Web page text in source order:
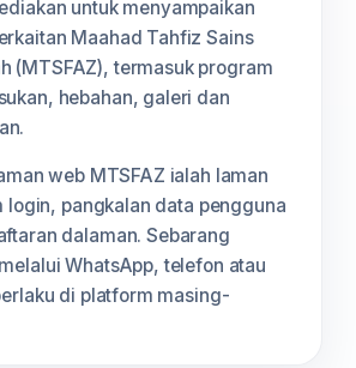
untuk menyampaikan
Maahad Tahfiz Sains
(MTSFAZ), termasuk program
hebahan, galeri dan
web MTSFAZ ialah laman
login, pangkalan data pengguna
dalaman. Sebarang
WhatsApp, telefon atau
di platform masing-